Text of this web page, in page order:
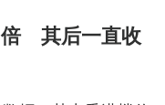
其后一直收